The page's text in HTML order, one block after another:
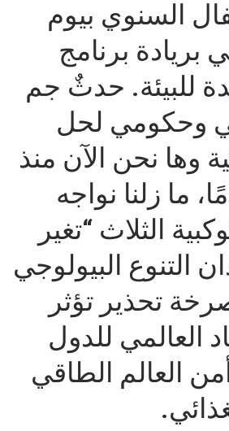
السنوي بيوم
بريادة برنامج
للبيئة. حدثٌ جم
وحكومي لحل
وها نحن الآن منذ
ما زلنا نواجه
الثلاث “تغير
التنوع البيولوجي
تحذير تؤثر
العالمي للدول
العالم الطاقي